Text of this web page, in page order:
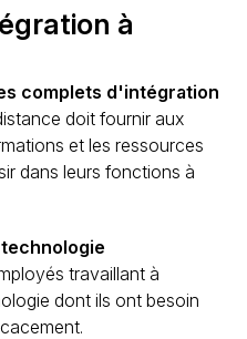
à
complets d'intégration
doit fournir aux
et les ressources
dans leurs fonctions à
travaillant à
dont ils ont besoin